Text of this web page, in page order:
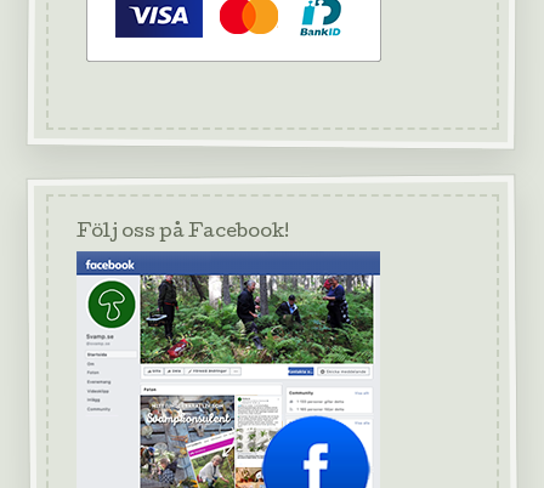
Följ oss på Facebook!